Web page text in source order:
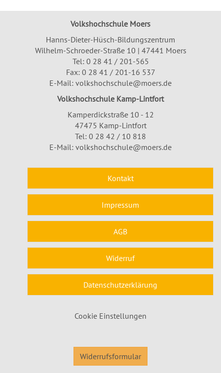
Volkshochschule Moers
Hanns-Dieter-Hüsch-Bildungszentrum
Wilhelm-Schroeder-Straße 10 | 47441 Moers
Tel: 0 28 41 / 201-565
Fax: 0 28 41 / 201-16 537
E-Mail: volkshochschule@moers.de
Volkshochschule Kamp-Lintfort
Kamperdickstraße 10 - 12
47475 Kamp-Lintfort
Tel: 0 28 42 / 10 818
E-Mail: volkshochschule@moers.de
Kontakt
Impressum
AGB
Widerruf
Datenschutzerklärung
Cookie Einstellungen
Widerrufsformular